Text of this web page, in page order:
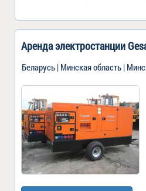
Аренда электростанции
Беларусь | Минская область |